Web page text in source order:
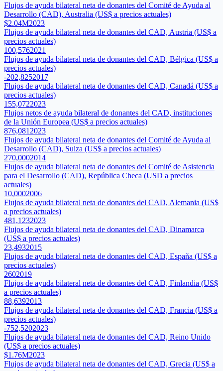
Flujos de ayuda bilateral neta de donantes del Comité de Ayuda al
Desarrollo (CAD), Australia (US$ a precios actuales)
$2.04M2023
Flujos de ayuda bilateral neta de donantes del CAD, Austria (US$ a
precios actuales)
100,5762021
Flujos de ayuda bilateral neta de donantes del CAD, Bélgica (US$ a
precios actuales)
-202,8252017
Flujos de ayuda bilateral neta de donantes del CAD, Canadá (US$ a
precios actuales)
155,0722023
Flujos netos de ayuda bilateral de donantes del CAD, instituciones
de la Unión Europea (US$ a precios actuales)
876,081 2023
Flujos de ayuda bilateral neta de donantes del Comité de Ayuda al
Desarrollo (CAD), Suiza (US$ a precios actuales)
270,0002014
Flujos de ayuda bilateral neta de donantes del Comité de Asistencia
para el Desarrollo (CAD), República Checa (USD a precios
actuales)
10,0002006
Flujos de ayuda bilateral neta de donantes del CAD, Alemania (US$
a precios actuales)
481,1232023
Flujos de ayuda bilateral neta de donantes del CAD, Dinamarca
(US$ a precios actuales)
23,4932015
Flujos de ayuda bilateral neta de donantes del CAD, España (US$ a
precios actuales)
2602019
Flujos de ayuda bilateral neta de donantes del CAD, Finlandia (US$
a precios actuales)
88,6392013
Flujos de ayuda bilateral neta de donantes del CAD, Francia (US$ a
precios actuales)
-752,5202023
Flujos de ayuda bilateral neta de donantes del CAD, Reino Unido
(US$ a precios actuales)
$1.76M2023
Flujos de ayuda bilateral neta de donantes del CAD, Grecia (US$ a